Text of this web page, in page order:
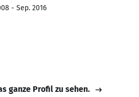
- Sep. 2016
ganze Profil zu sehen.